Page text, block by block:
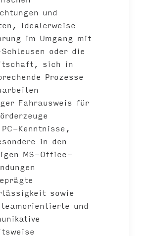
und
idealerweise
im Umgang mit
Schleusen oder die
sich in
Prozesse
Fahrausweis für
Kenntnisse,
in den
MS-Office-
sowie
und